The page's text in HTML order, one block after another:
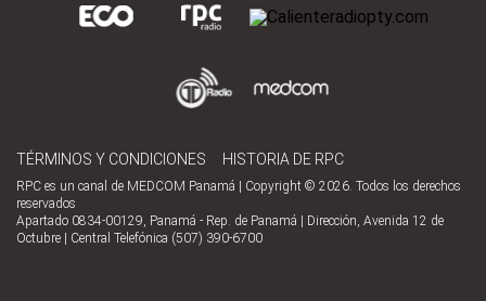
TÉRMINOS Y CONDICIONES HISTORIA DE RPC
RPC es un canal de MEDCOM Panamá | Copyright © 2026. Todos los derechos
reservados
Apartado 0834-00129, Panamá - Rep. de Panamá | Dirección, Avenida 12 de
Octubre | Central Telefónica (507) 390-6700